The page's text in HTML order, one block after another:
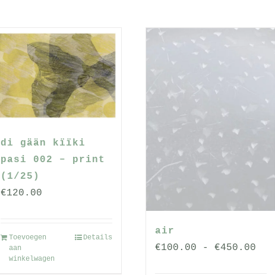
di gään kïïki
pasi 002 – print
(1/25)
€120.00
Toevoegen
aan
winkelwagen
Details
air
€100.00 - €450.00